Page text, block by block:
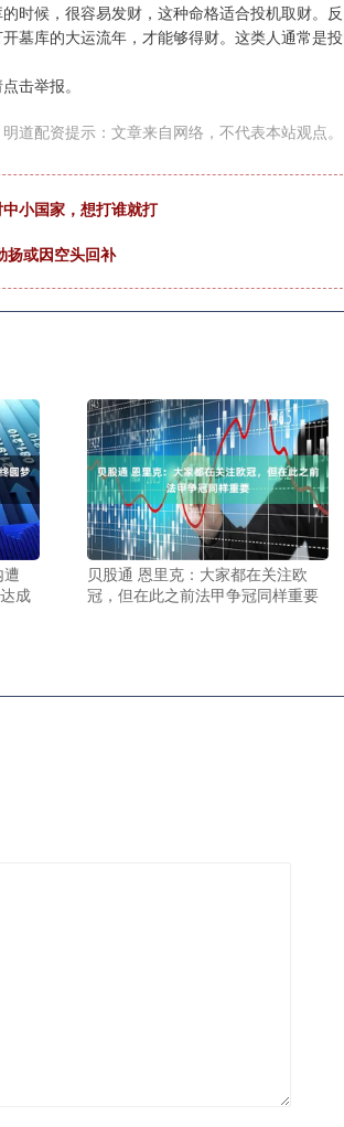
时候，很容易发财，这种命格适合投机取财。反
墓库的大运流年，才能够得财。这类人通常是投
击举报。
明道配资提示：文章来自网络，不代表本站观点。
小国家，想打谁就打
扬或因空头回补
成
贝股通 恩里克：大家都在关注欧
冠，但在此之前法甲争冠同样重要